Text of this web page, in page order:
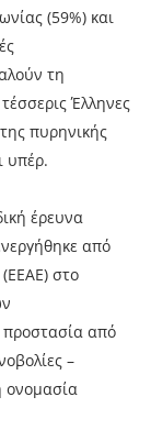
(59%) και
τη
Έλληνες
πυρηνικής
υπέρ.
έρευνα
από
(ΕΕΑΕ) στο
προστασία από
–
ονομασία